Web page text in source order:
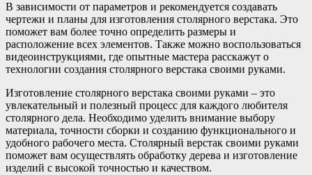
В зависимости от параметров и рекомендуется создавать
чертежи и планы для изготовления столярного верстака. Это
поможет вам более точно определить размеры и
расположение всех элементов. Также можно воспользоваться
видеоинструкциями, где опытные мастера расскажут о
технологии создания столярного верстака своими руками.
Изготовление столярного верстака своими руками – это
увлекательный и полезный процесс для каждого любителя
столярного дела. Необходимо уделить внимание выбору
материала, точности сборки и созданию функционального и
удобного рабочего места. Столярный верстак своими руками
поможет вам осуществлять обработку дерева и изготовление
изделий с высокой точностью и качеством.